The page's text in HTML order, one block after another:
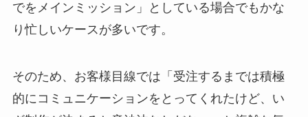
でをメインミッション」としている場合でもかな
り忙しいケースが多いです。
そのため、お客様目線では「受注するまでは積極
的にコミュニケーションをとってくれたけど、い